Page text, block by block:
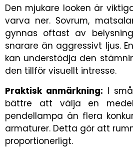
Den mjukare looken är
varva ner. Sovrum,
gynnas oftast av
snarare än aggressivt ljus.
kan understödja den
den tillför visuellt intresse.
Praktisk anmärkning: I
bättre att välja en
pendellampa än flera
armaturer. Detta gör att
proportionerligt.